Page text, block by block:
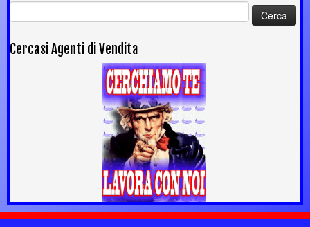
Ricerca
per:
Cercasi Agenti di Vendita